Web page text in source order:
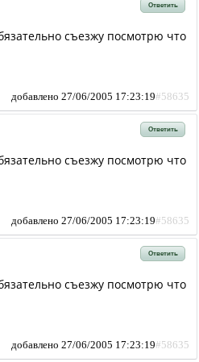
Ответить
съезжу посмотрю что
добавлено 27/06/2005 17:23:19#58635
Ответить
съезжу посмотрю что
добавлено 27/06/2005 17:23:19#58635
Ответить
съезжу посмотрю что
добавлено 27/06/2005 17:23:19#58635